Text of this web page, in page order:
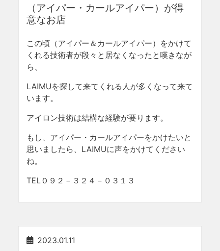
（アイパー・カールアイパー）が得
意なお店
この頃（アイパー＆カールアイパー）をかけて
くれる技術者が段々と居なくなったと嘆きなが
ら、
LAIMUを探して来てくれる人が多くなって来て
います。
アイロン技術は結構な経験が要ります。
もし、アイパー・カールアイパーをかけたいと
思いましたら、LAIMUに声をかけてください
ね。
TEL０９２－３２４－０３１３
2023.01.11